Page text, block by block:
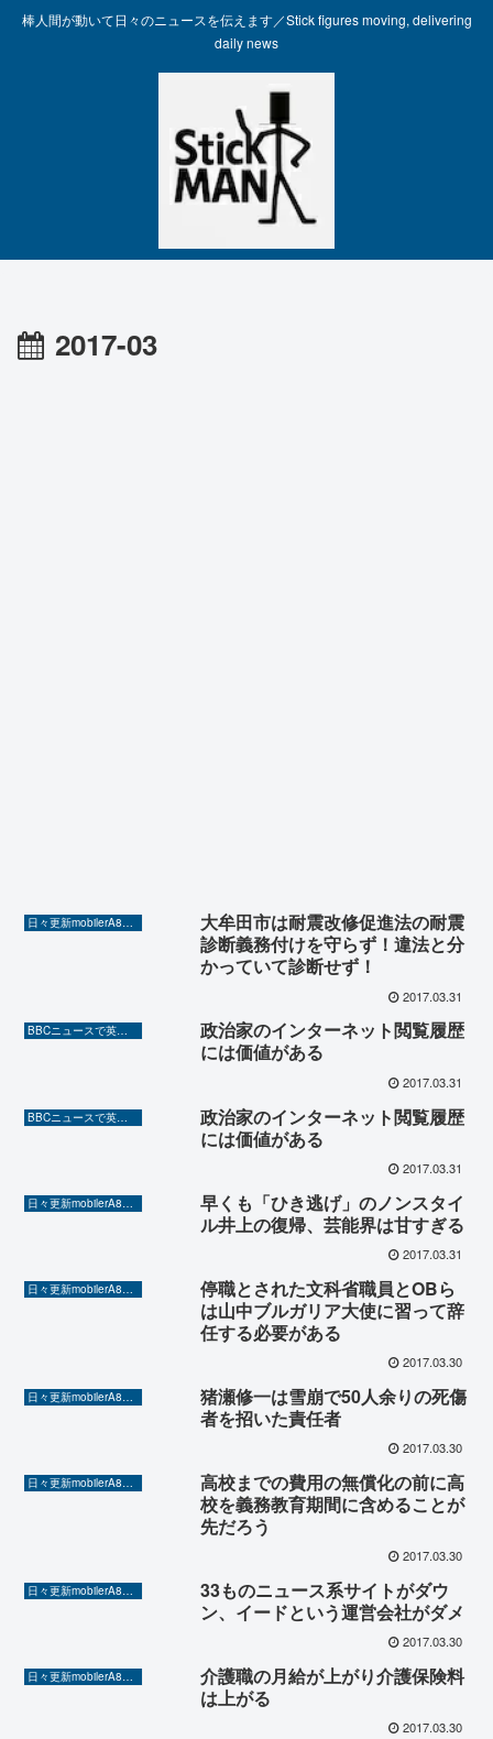
棒人間が動いて日々のニュースを伝えます／Stick figures moving, delivering
daily news
2017-03
日々更新mobilerA8（Yahoo!ニュースを毎日ウォッチ）
大牟田市は耐震改修促進法の耐震
診断義務付けを守らず！違法と分
かっていて診断せず！
2017.03.31
BBCニュースで英語を勉強しよう（TOEIC対策に！）
政治家のインターネット閲覧履歴
には価値がある
2017.03.31
政治家のインターネット閲覧履歴
には価値がある
2017.03.31
早くも「ひき逃げ」のノンスタイ
ル井上の復帰、芸能界は甘すぎる
2017.03.31
停職とされた文科省職員とOBら
は山中ブルガリア大使に習って辞
任する必要がある
2017.03.30
猪瀬修一は雪崩で50人余りの死傷
者を招いた責任者
2017.03.30
高校までの費用の無償化の前に高
校を義務教育期間に含めることが
先だろう
2017.03.30
33ものニュース系サイトがダウ
ン、イードという運営会社がダメ
2017.03.30
介護職の月給が上がり介護保険料
は上がる
2017.03.30